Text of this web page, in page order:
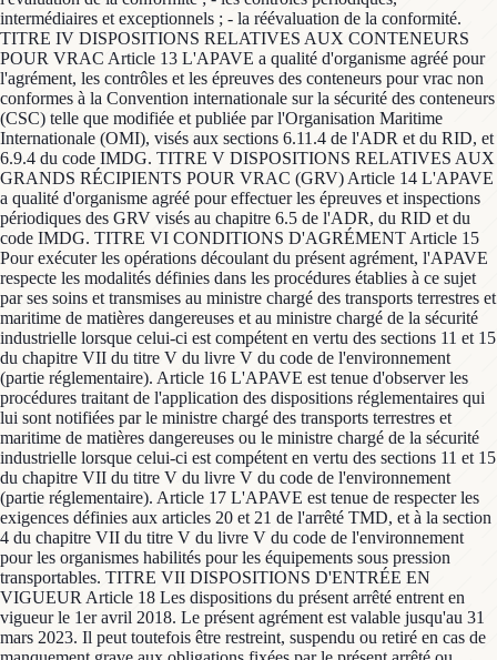
intermédiaires et exceptionnels ; - la réévaluation de la conformité.
TITRE IV DISPOSITIONS RELATIVES AUX CONTENEURS
POUR VRAC Article 13 L'APAVE a qualité d'organisme agréé pour
l'agrément, les contrôles et les épreuves des conteneurs pour vrac non
conformes à la Convention internationale sur la sécurité des conteneurs
(CSC) telle que modifiée et publiée par l'Organisation Maritime
Internationale (OMI), visés aux sections 6.11.4 de l'ADR et du RID, et
6.9.4 du code IMDG. TITRE V DISPOSITIONS RELATIVES AUX
GRANDS RÉCIPIENTS POUR VRAC (GRV) Article 14 L'APAVE
a qualité d'organisme agréé pour effectuer les épreuves et inspections
périodiques des GRV visés au chapitre 6.5 de l'ADR, du RID et du
code IMDG. TITRE VI CONDITIONS D'AGRÉMENT Article 15
Pour exécuter les opérations découlant du présent agrément, l'APAVE
respecte les modalités définies dans les procédures établies à ce sujet
par ses soins et transmises au ministre chargé des transports terrestres et
maritime de matières dangereuses et au ministre chargé de la sécurité
industrielle lorsque celui-ci est compétent en vertu des sections 11 et 15
du chapitre VII du titre V du livre V du code de l'environnement
(partie réglementaire). Article 16 L'APAVE est tenue d'observer les
procédures traitant de l'application des dispositions réglementaires qui
lui sont notifiées par le ministre chargé des transports terrestres et
maritime de matières dangereuses ou le ministre chargé de la sécurité
industrielle lorsque celui-ci est compétent en vertu des sections 11 et 15
du chapitre VII du titre V du livre V du code de l'environnement
(partie réglementaire). Article 17 L'APAVE est tenue de respecter les
exigences définies aux articles 20 et 21 de l'arrêté TMD, et à la section
4 du chapitre VII du titre V du livre V du code de l'environnement
pour les organismes habilités pour les équipements sous pression
transportables. TITRE VII DISPOSITIONS D'ENTRÉE EN
VIGUEUR Article 18 Les dispositions du présent arrêté entrent en
vigueur le 1er avril 2018. Le présent agrément est valable jusqu'au 31
mars 2023. Il peut toutefois être restreint, suspendu ou retiré en cas de